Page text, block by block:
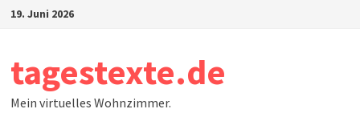
Zum19. Juni 2026
tagestexte.de
Mein virtuelles Wohnzimmer.